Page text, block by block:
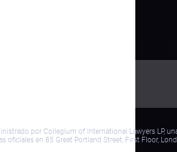
por Collegium of International Lawyers LP,
oficiales en 85 Great Portland Street, First Floor,